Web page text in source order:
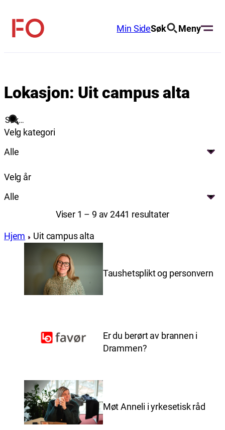
innhold
FO
Min SideSøk Meny
Lokasjon: Uit campus alta
Søk
Velg kategori
Alle
Velg år
Alle
Viser 1 – 9 av 2441 resultater
Hjem Uit campus alta
Taushetsplikt og personvern
Er du berørt av brannen i
Drammen?
Møt Anneli i yrkesetisk råd